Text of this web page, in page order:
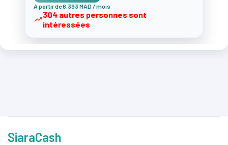
A partir de 6.393 MAD / mois
304 autres personnes sont
intéressées
SiaraCash